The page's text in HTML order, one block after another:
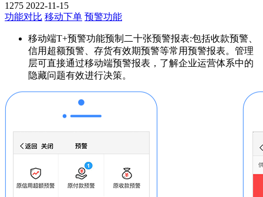
1275 2022-11-15
功能对比 移动下单 预警功能
移动端T+预警功能预制二十张预警报表:包括收款预警、
信用超额预警、存货有效期预警等常用预警报表。管理
层可直接通过移动端预警报表，了解企业运营体系中的
隐藏问题有效进行决策。